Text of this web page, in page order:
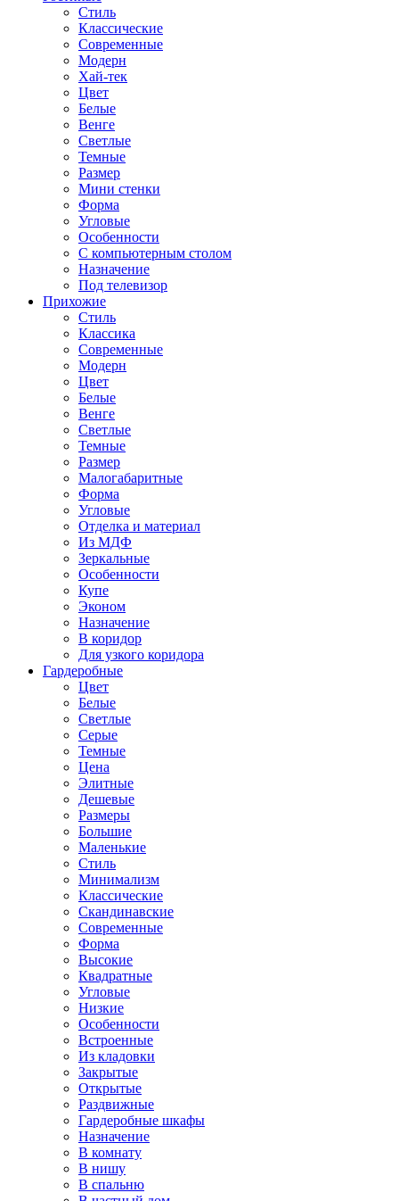
Стиль
Классические
Современные
Модерн
Хай-тек
Цвет
Белые
Венге
Светлые
Темные
Размер
Мини стенки
Форма
Угловые
Особенности
С компьютерным столом
Назначение
Под телевизор
Прихожие
Стиль
Классика
Современные
Модерн
Цвет
Белые
Венге
Светлые
Темные
Размер
Малогабаритные
Форма
Угловые
Отделка и материал
Из МДФ
Зеркальные
Особенности
Купе
Эконом
Назначение
В коридор
Для узкого коридора
Гардеробные
Цвет
Белые
Светлые
Серые
Темные
Цена
Элитные
Дешевые
Размеры
Большие
Маленькие
Стиль
Минимализм
Классические
Скандинавские
Современные
Форма
Высокие
Квадратные
Угловые
Низкие
Особенности
Встроенные
Из кладовки
Закрытые
Открытые
Раздвижные
Гардеробные шкафы
Назначение
В комнату
В нишу
В спальню